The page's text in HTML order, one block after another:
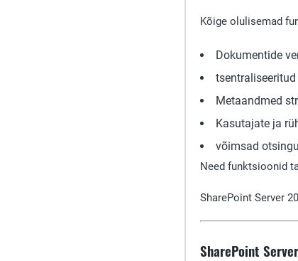
Kõige olulisemad
Dokumentide
Metaandmed
Kasutajate ja
võimsad
Need funktsioonid
SharePoint Server
SharePoint